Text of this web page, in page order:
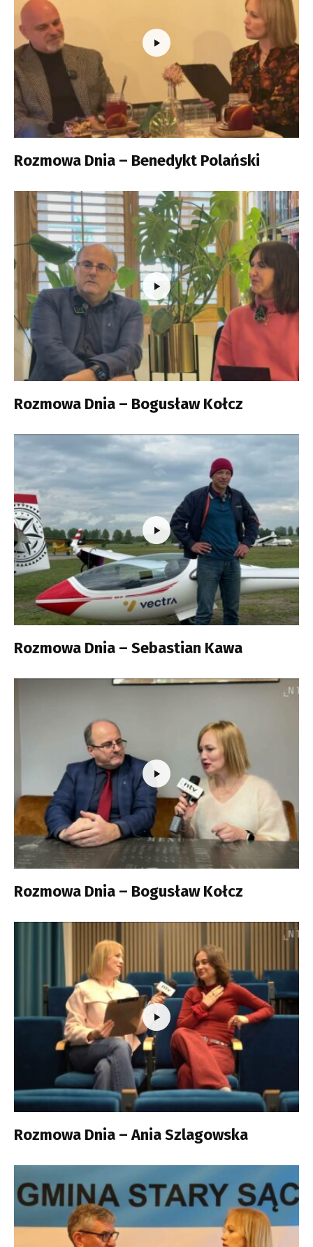
Rozmowa Dnia – Benedykt Polański
Rozmowa Dnia – Bogusław Kołcz
Rozmowa Dnia – Sebastian Kawa
Rozmowa Dnia – Bogusław Kołcz
Rozmowa Dnia – Ania Szlagowska